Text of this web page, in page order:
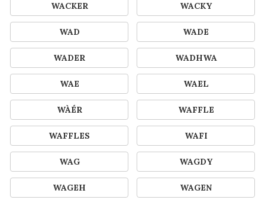
WACKER WACKY
WAD WADE
WADER WADHWA
WAE WAEL
WÀÉR WAFFLE
WAFFLES WAFI
WAG WAGDY
WAGEH WAGEN